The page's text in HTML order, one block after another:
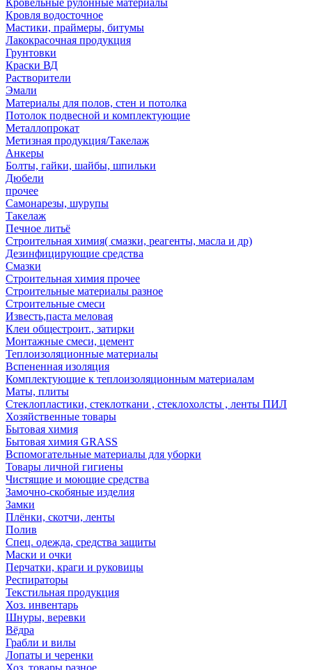
Кровельные рулонные материалы
Кровля водосточное
Мастики, праймеры, битумы
Лакокрасочная продукция
Грунтовки
Краски ВД
Растворители
Эмали
Материалы для полов, стен и потолка
Потолок подвесной и комплектующие
Металлопрокат
Метизная продукция/Такелаж
Анкеры
Болты, гайки, шайбы, шпильки
Дюбели
прочее
Самонарезы, шурупы
Такелаж
Печное литьё
Строительная химия( смазки, реагенты, масла и др)
Дезинфицирующие средства
Смазки
Строительная химия прочее
Строительные материалы разное
Строительные смеси
Известь,паста меловая
Клеи общестроит., затирки
Монтажные смеси, цемент
Теплоизоляционные материалы
Вспененная изоляция
Комплектующие к теплоизоляционным материалам
Маты, плиты
Стеклопластики, стеклоткани , стеклохолсты , ленты ПИЛ
Хозяйственные товары
Бытовая химия
Бытовая химия GRASS
Вспомогательные материалы для уборки
Товары личной гигиены
Чистящие и моющие средства
Замочно-скобяные изделия
Замки
Плёнки, скотчи, ленты
Полив
Спец. одежда, средства защиты
Маски и очки
Перчатки, краги и руковицы
Респираторы
Текстильная продукция
Хоз. инвентарь
Шнуры, веревки
Вёдра
Грабли и вилы
Лопаты и черенки
Хоз. товары разное